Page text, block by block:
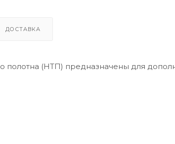
ДОСТАВКА
полотна (НТП) предназначены для